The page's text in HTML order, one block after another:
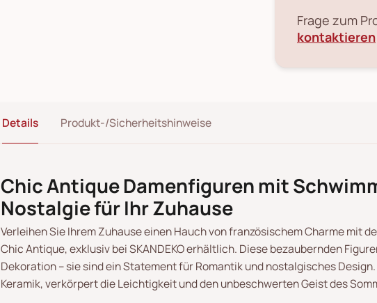
Frage zum
kontaktieren
Details Produkt-/Sicherheitshinweise
Chic Antique Damenfiguren mit
Nostalgie für Ihr Zuhause
Verleihen Sie Ihrem Zuhause einen Hauch von französischem Charme mit
Chic Antique, exklusiv bei SKANDEKO erhältlich. Diese bezaubernden
Dekoration – sie sind ein Statement für Romantik und nostalgisches
Keramik, verkörpert die Leichtigkeit und den unbeschwerten Geist des